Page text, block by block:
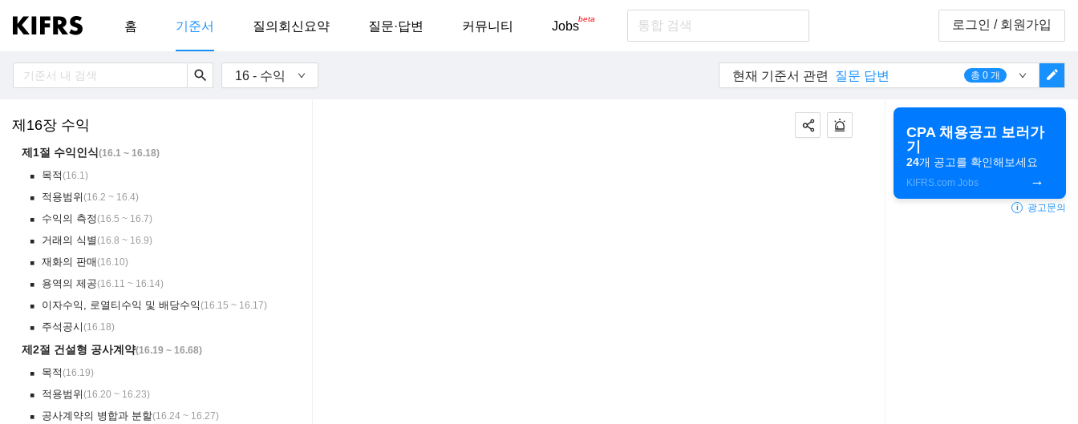
홈 기준서 질의회신요약 질문·답변 커뮤니티 Jobsbeta 로그인 / 회원가입
search 16 - 수익 현재 기준서 관련 질문 답변 총 0 개 edit
제16장 수익
제1절 수익인식(16.1 ~ 16.18)
￭ 목적 (16.1)
￭ 적용범위 (16.2 ~ 16.4)
￭ 수익의 측정 (16.5 ~ 16.7)
￭ 거래의 식별 (16.8 ~ 16.9)
￭ 재화의 판매 (16.10)
￭ 용역의 제공(16.11 ~ 16.14)
￭ 이자수익, 로열티수익 및 배당수익 (16.15 ~ 16.17)
￭ 주석공시 (16.18)
제2절 건설형 공사계약(16.19 ~ 16.68)
￭ 목적 (16.19)
￭ 적용범위 (16.20 ~ 16.23)
￭ 공사계약의 병합과 분할(16.24 ~ 16.27)
CPA 채용공고 보러가
기
24개 공고를 확인해보세요
KIFRS.com Jobs
i 광고문의